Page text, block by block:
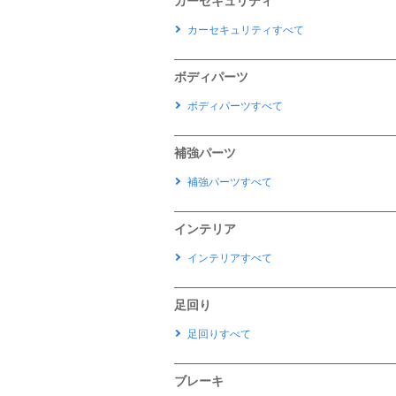
カーセキュリティすべて
ボディパーツ
ボディパーツすべて
補強パーツ
補強パーツすべて
インテリア
インテリアすべて
足回り
足回りすべて
ブレーキ